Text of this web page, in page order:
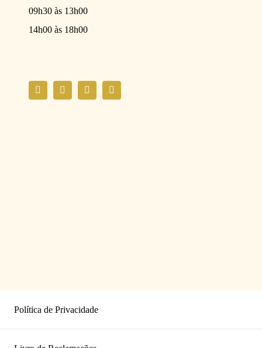
Política de Privacidade
09h30 às 13h00
14h00 às 18h00